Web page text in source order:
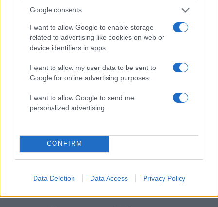
Google consents
I want to allow Google to enable storage
related to advertising like cookies on web or
device identifiers in apps.
I want to allow my user data to be sent to
Google for online advertising purposes.
I want to allow Google to send me
personalized advertising.
CONFIRM
Data Deletion Data Access Privacy Policy
Lifestyle
ΝΙΚΟΣ ΕΥΑΓΓΕΛΑΤΟΣ
Share:
Ακολουθήστε το Νewsit.gr στοGoogle Newsκαι
ενημερωθείτε πρώτοι για όλη την ειδησεογραφία και τα
τελευταία νέατης ημέρας
Στη ΓΑΔΑ η 46χρονη που
κατηγορείται για
της Μαρφίν - Μεταφέρθηκε
απευθείας από το
αεροδρόμιο
Τραμπ: «Ο πόλεμος με
Ιράν θα τελειώσει
σύντομα – Εμείς
τα Στενά του